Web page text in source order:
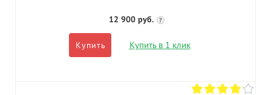
12 900 руб. ?
Купить Купить в 1 клик